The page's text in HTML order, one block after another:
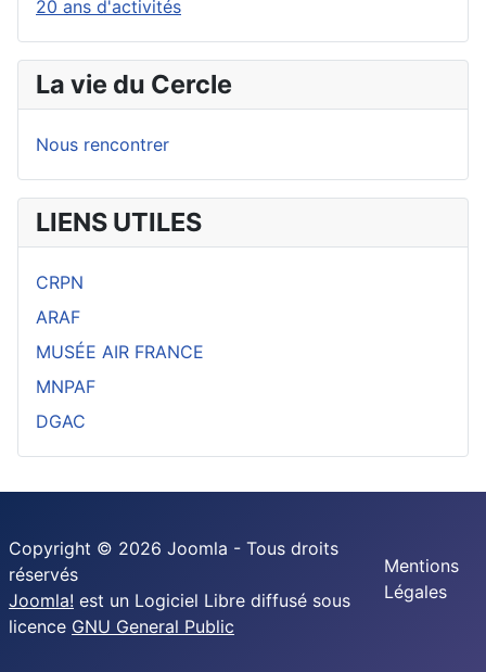
20 ans d'activités
La vie du Cercle
Nous rencontrer
LIENS UTILES
CRPN
ARAF
MUSÉE AIR FRANCE
MNPAF
DGAC
Copyright © 2026 Joomla - Tous droits
réservés
Joomla! est un Logiciel Libre diffusé sous
licence GNU General Public
Mentions
Légales